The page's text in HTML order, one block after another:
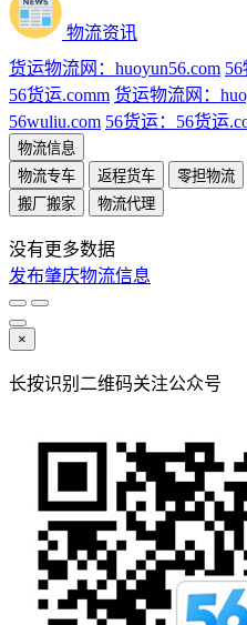
物流资讯
货运物流网：huoyun56.com
56货运.comm 货运物流网：
56wuliu.com 56货运：56货运
物流信息
物流专车
返程货车 零担物流
搬厂搬家
物流代理
没有更多数据
发布肇庆物流信息
×
长按识别二维码关注公众号